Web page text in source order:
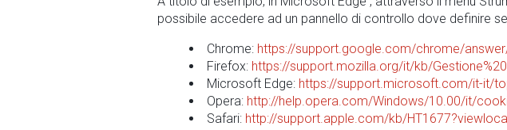
possibile accedere ad un pannello di controllo dove definire
Chrome: https://support.google.com/chrome/
Firefox: https://support.mozilla.org/it/kb/
Microsoft Edge: https://support.microsoft.com/it-it/
Opera: http://help.opera.com/Windows/10.00/it/
Safari: http://support.apple.com/kb/